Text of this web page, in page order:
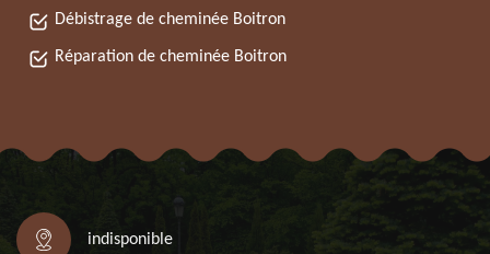
Débistrage de cheminée Boitron
Réparation de cheminée Boitron
indisponible